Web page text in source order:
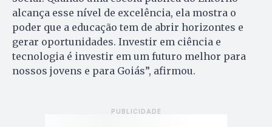
alcança esse nível de excelência, ela mostra o
poder que a educação tem de abrir horizontes e
gerar oportunidades. Investir em ciência e
tecnologia é investir em um futuro melhor para
nossos jovens e para Goiás”, afirmou.